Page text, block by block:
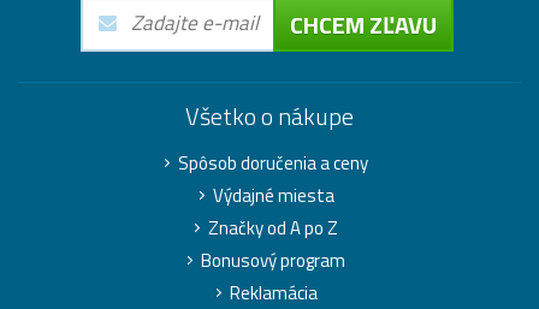
CHCEM ZĽAVU
Všetko o nákupe
Spôsob doručenia a ceny
Výdajné miesta
Značky od A po Z
Bonusový program
Reklamácia